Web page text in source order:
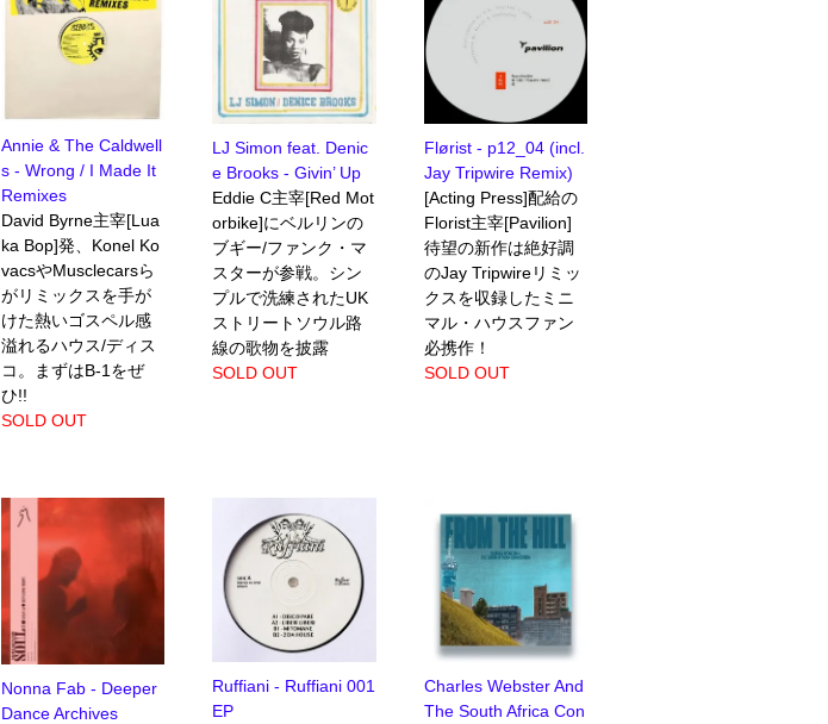
Annie & The Caldwell
s - Wrong / I Made It
Remixes
David Byrne主宰[Lua
ka Bop]発、Konel Ko
vacsやMusclecarsら
がリミックスを手が
けた熱いゴスペル感
溢れるハウス/ディス
コ。まずはB-1をぜ
ひ!!
SOLD OUT
LJ Simon feat. Denic
e Brooks - Givin’ Up
Eddie C主宰[Red Mot
orbike]にベルリンの
ブギー/ファンク・マ
スターが参戦。シン
プルで洗練されたUK
ストリートソウル路
線の歌物を披露
SOLD OUT
Flørist - p12_04 (incl.
Jay Tripwire Remix)
[Acting Press]配給の
Florist主宰[Pavilion]
待望の新作は絶好調
のJay Tripwireリミッ
クスを収録したミニ
マル・ハウスファン
必携作！
SOLD OUT
Nonna Fab - Deeper
Dance Archives
Ruffiani - Ruffiani 001
EP
Charles Webster And
The South Africa Con